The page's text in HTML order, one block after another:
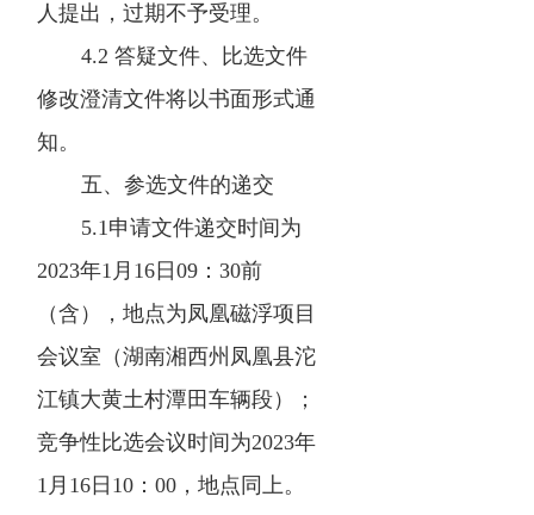
人提出，过期不予受理。
4.2 答疑文件、比选文件
修改澄清文件将以书面形式通
知。
五、参选文件的递交
5.1申请文件递交时间为
2023年1月16日09：30前
（含），地点为凤凰磁浮项目
会议室（湖南湘西州凤凰县沱
江镇大黄土村潭田车辆段）；
竞争性比选会议时间为2023年
1月16日10：00，地点同上。